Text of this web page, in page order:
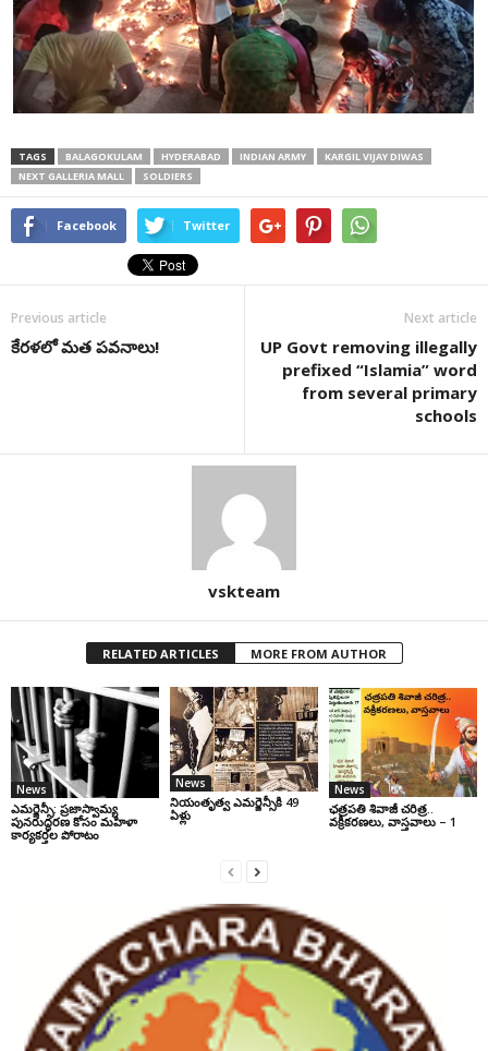
TAGS BALAGOKULAM HYDERABAD INDIAN ARMY
KARGIL VIJAY DIWAS
NEXT GALLERIA MALL
SOLDIERS
Facebook Twitter
Previous article
కేరళలో మత పవనాలు!
Next article
UP Govt removing illegally
prefixed “Islamia” word
from several primary
schools
vskteam
RELATED ARTICLES MORE FROM AUTHOR
News
ఎమర్జెన్సీ: ప్రజాస్వామ్య
పునరుద్ధరణ కోసం మహిళా
కార్యకర్తల పోరాటం
News
నియంతృత్వ ఎమర్జెన్సీకి 49
ఏళ్లు
News
ఛ‌త్ర‌ప‌తి శివాజీ చరిత్ర‌..
వ‌క్రీక‌ర‌ణ‌లు, వాస్త‌వాలు – 1